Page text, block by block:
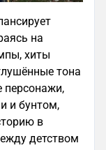
на
хиты
тона
персонажи,
и бунтом,
в
детством